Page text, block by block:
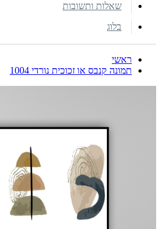
שאלות ותשובות
בלוג
ראשי
תמונה קנבס או זכוכית נורדי 1004